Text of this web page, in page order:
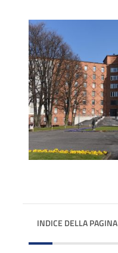
INDICE DELLA PAGINA